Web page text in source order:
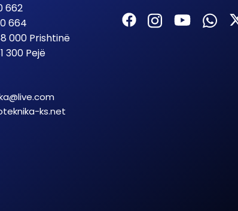
662
664
000 Prishtinë
300 Pejë
ks.net